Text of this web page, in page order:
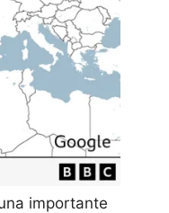
importante